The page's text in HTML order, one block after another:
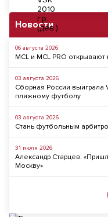
Новости
06 августа 2026
MCL и MCL PRO
03 августа 2026
Сборная России
пляжному футболу
03 августа 2026
Стань футбольным
31 июля 2026
Александр Старцев:
Москву»